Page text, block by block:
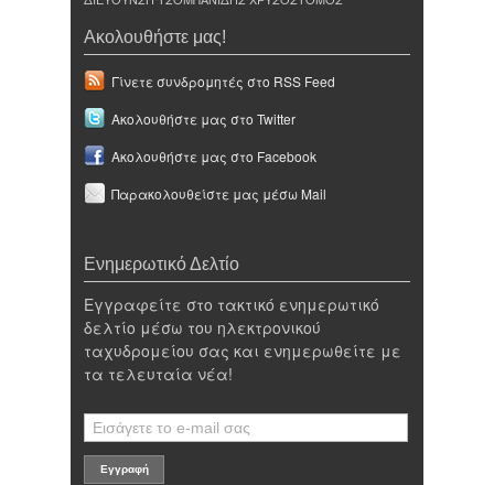
Ακολουθήστε μας!
Γίνετε συνδρομητές στο RSS Feed
Ακολουθήστε μας στο Twitter
Ακολουθήστε μας στο Facebook
Παρακολουθείστε μας μέσω Mail
Ενημερωτικό Δελτίο
Εγγραφείτε στο τακτικό ενημερωτικό
δελτίο μέσω του ηλεκτρονικού
ταχυδρομείου σας και ενημερωθείτε με
τα τελευταία νέα!